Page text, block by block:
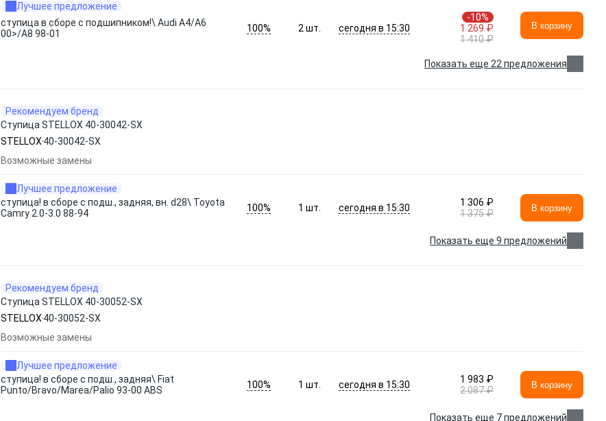
Лучшее предложение
ступица в сборе с подшипником!\ Audi A4/A6
00>/A8 98-01
100% 2 шт. сегодня в 15:30
-10%
1 269 ₽
1 410 ₽
В корзину
Показать еще 22 предложения
Рекомендуем бренд
Ступица STELLOX 40-30042-SX
STELLOX 40-30042-SX
Возможные замены
Лучшее предложение
ступица! в сборе с подш., задняя, вн. d28\ Toyota
Camry 2.0-3.0 88-94
100% 1 шт. сегодня в 15:30
1 306 ₽
1 375 ₽
В корзину
Показать еще 9 предложений
Рекомендуем бренд
Ступица STELLOX 40-30052-SX
STELLOX 40-30052-SX
Возможные замены
Лучшее предложение
ступица! в сборе с подш., задняя\ Fiat
Punto/Bravo/Marea/Palio 93-00 ABS
100% 1 шт. сегодня в 15:30
1 983 ₽
2 087 ₽
В корзину
Показать еще 7 предложений